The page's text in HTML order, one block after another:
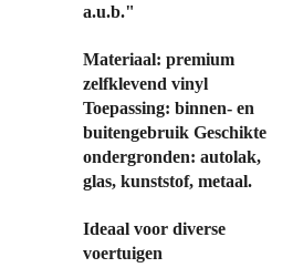
a.u.b."
Materiaal: premium
zelfklevend vinyl
Toepassing: binnen- en
buitengebruik Geschikte
ondergronden: autolak,
glas, kunststof, metaal.
Ideaal voor diverse
voertuigen